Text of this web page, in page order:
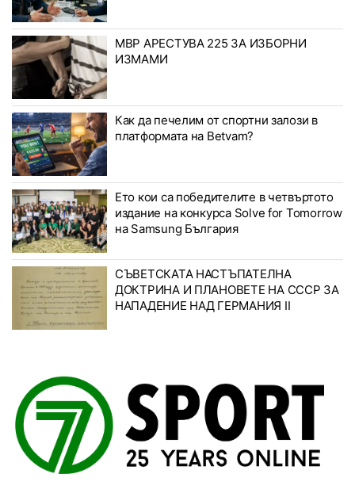
МВР АРЕСТУВА 225 ЗА ИЗБОРНИ
ИЗМАМИ
Как да печелим от спортни залози в
платформата на Betvam?
Ето кои са победителите в четвъртото
издание на конкурса Solve for Tomorrow
на Samsung България
СЪВЕТСКАТА НАСТЪПАТЕЛНА
ДОКТРИНА И ПЛАНОВЕТЕ НА СССР ЗА
НАПАДЕНИЕ НАД ГЕРМАНИЯ II